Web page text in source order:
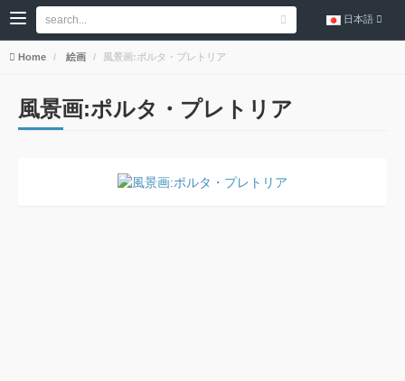
日本語
Home 絵画 風景画:ポルタ・プレトリア
風景画:ポルタ・プレトリア